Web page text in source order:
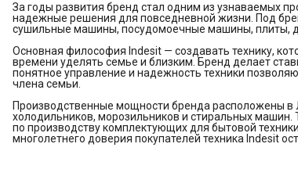
За годы развития бренд стал одним из узнаваемых
надежные решения для повседневной жизни. Под
сушильные машины, посудомоечные машины, плиты,
Основная философия Indesit — создавать технику,
времени уделять семье и близким. Бренд делает
понятное управление и надежность техники
члена семьи.
Производственные мощности бренда расположены в
холодильников, морозильников и стиральных
по производству комплектующих для бытовой
многолетнего доверия покупателей техника Indesit